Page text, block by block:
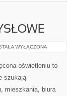
WYŁĄCZONA
oświetleniu to
szukają
mieszkania, biura